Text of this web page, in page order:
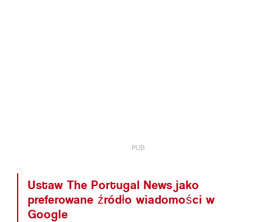
Ustaw The Portugal News jako
preferowane źródło wiadomości w
Google